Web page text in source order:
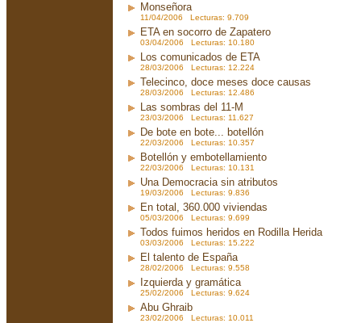
Monseñora
11/04/2006 Lecturas: 9.709
ETA en socorro de Zapatero
03/04/2006 Lecturas: 10.180
Los comunicados de ETA
28/03/2006 Lecturas: 12.224
Telecinco, doce meses doce causas
28/03/2006 Lecturas: 12.486
Las sombras del 11-M
23/03/2006 Lecturas: 11.627
De bote en bote... botellón
22/03/2006 Lecturas: 10.357
Botellón y embotellamiento
22/03/2006 Lecturas: 10.131
Una Democracia sin atributos
19/03/2006 Lecturas: 9.836
En total, 360.000 viviendas
05/03/2006 Lecturas: 9.699
Todos fuimos heridos en Rodilla Herida
03/03/2006 Lecturas: 15.222
El talento de España
28/02/2006 Lecturas: 9.558
Izquierda y gramática
25/02/2006 Lecturas: 9.624
Abu Ghraib
23/02/2006 Lecturas: 10.011